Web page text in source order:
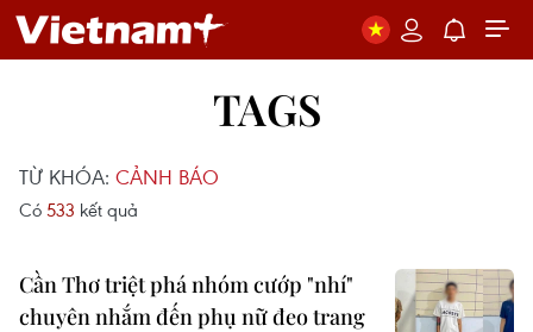
TAGS
TỪ KHÓA: CẢNH BÁO
Có 533 kết quả
Cần Thơ triệt phá nhóm cướp "nhí"
chuyên nhắm đến phụ nữ đeo trang